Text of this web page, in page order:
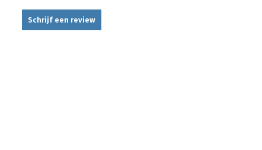
Schrijf een review